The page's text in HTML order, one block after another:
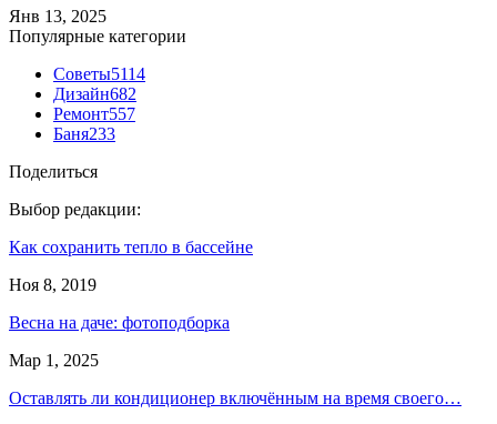
Янв 13, 2025
Популярные категории
Советы5114
Дизайн682
Ремонт557
Баня233
Поделиться
Выбор редакции:
Как сохранить тепло в бассейне
Ноя 8, 2019
Весна на даче: фотоподборка
Мар 1, 2025
Оставлять ли кондиционер включённым на время своего…